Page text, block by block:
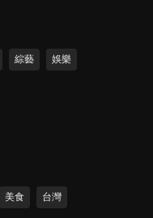
綜藝 娛樂
美食 台灣